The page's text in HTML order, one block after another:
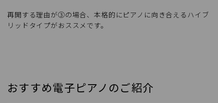
再開する理由が③の場合、本格的にピアノに向き合えるハイブ
リッドタイプがおススメです。
おすすめ電子ピアノのご紹介